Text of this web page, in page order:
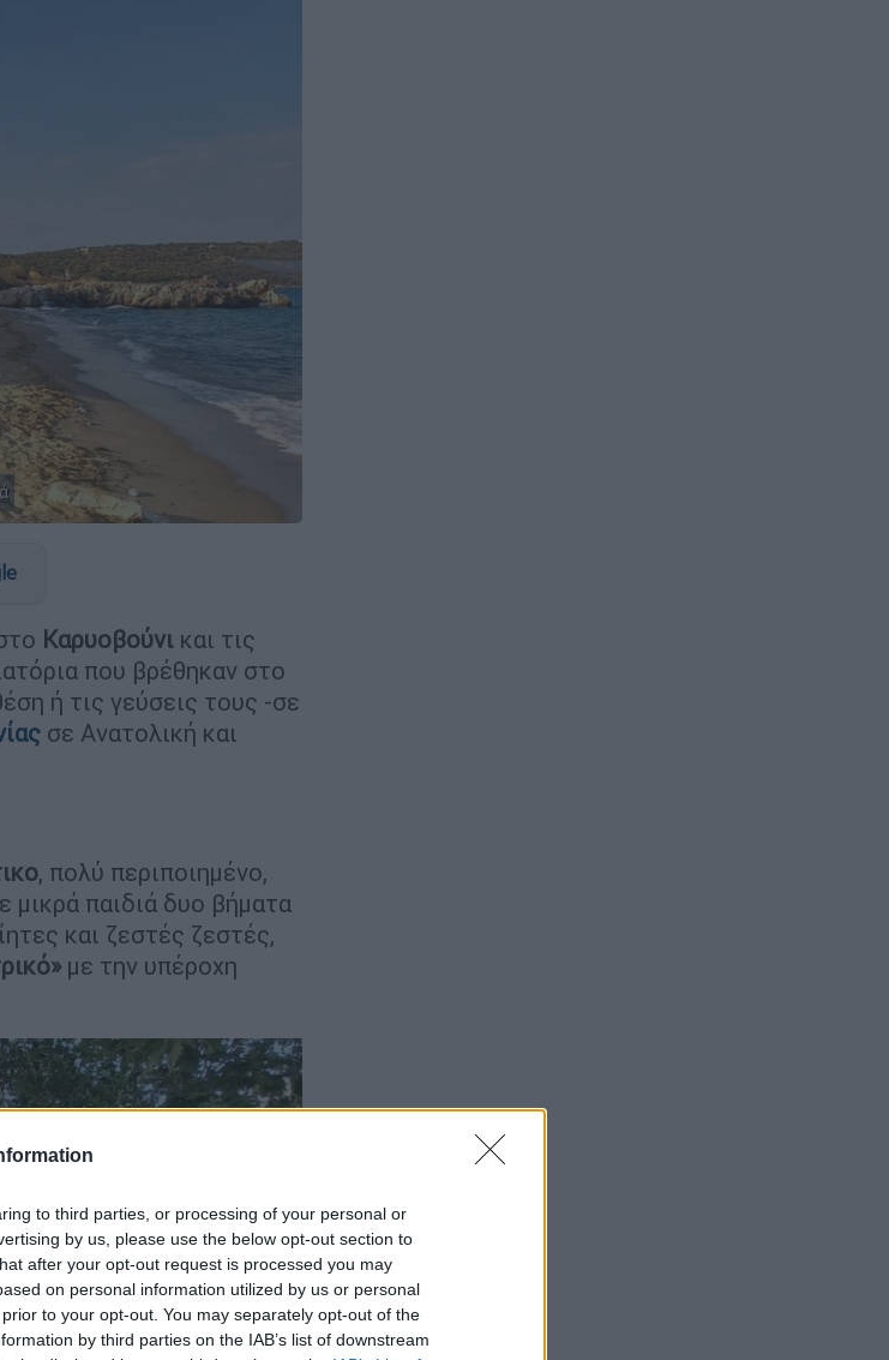
to third parties, or processing of your personal or
by us, please use the below opt-out section to
after your opt-out request is processed you may
on personal information utilized by us or personal
to your opt-out. You may separately opt-out of the
by third parties on the IAB’s list of downstream
Καρυοβούνι και τις
που βρέθηκαν στο
ή τις γεύσεις τους -σε
σε Ανατολική και
, πολύ περιποιημένο,
μικρά παιδιά δυο βήματα
και ζεστές ζεστές,
με την υπέροχη